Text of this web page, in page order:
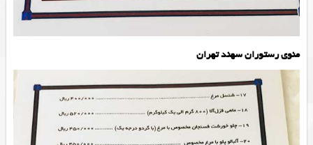
منوی رستوران سهند تهران